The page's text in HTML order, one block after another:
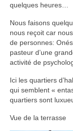
quelques heures…
Nous faisons
nous reçoit car
de personnes:
pasteur d’une
activité de
Ici les quartiers
qui semblent «
quartiers sont
Vue de la terrasse